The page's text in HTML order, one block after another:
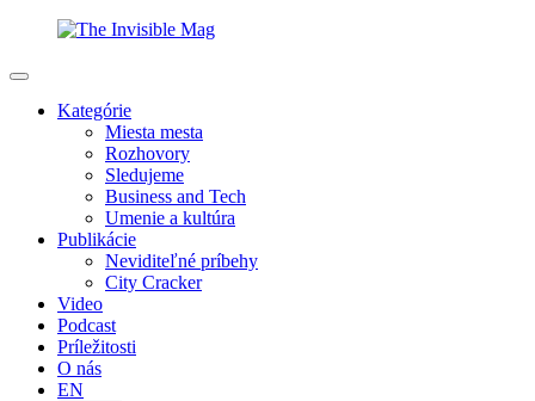
Kategórie
Miesta mesta
Rozhovory
Sledujeme
Business and Tech
Umenie a kultúra
Publikácie
Neviditeľné príbehy
City Cracker
Video
Podcast
Príležitosti
O nás
EN